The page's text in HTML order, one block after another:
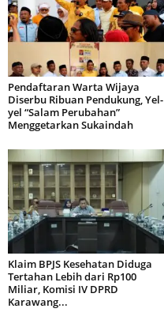
Pendaftaran Warta Wijaya
Diserbu Ribuan Pendukung, Yel-
yel “Salam Perubahan”
Menggetarkan Sukaindah
Klaim BPJS Kesehatan Diduga
Tertahan Lebih dari Rp100
Miliar, Komisi IV DPRD
Karawang...